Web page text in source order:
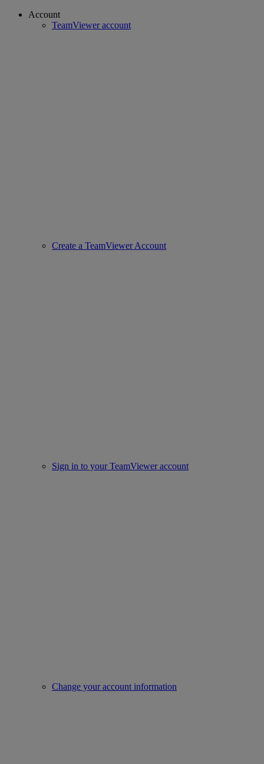
Account
TeamViewer account
Create a TeamViewer Account
Sign in to your TeamViewer account
Change your account information